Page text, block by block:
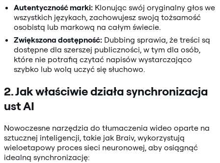
Autentyczność marki: Klonując swój oryginalny głos we
wszystkich językach, zachowujesz swoją tożsamość
osobistą lub markową na całym świecie.
Zwiększona dostępność: Dubbing sprawia, że treści są
dostępne dla szerszej publiczności, w tym dla osób,
które nie potrafią czytać napisów wystarczająco
szybko lub wolą uczyć się słuchowo.
2. Jak właściwie działa synchronizacja
ust AI
Nowoczesne narzędzia do tłumaczenia wideo oparte na
sztucznej inteligencji, takie jak Braiv, wykorzystują
wieloetapowy proces sieci neuronowej, aby osiągnąć
idealną synchronizację: